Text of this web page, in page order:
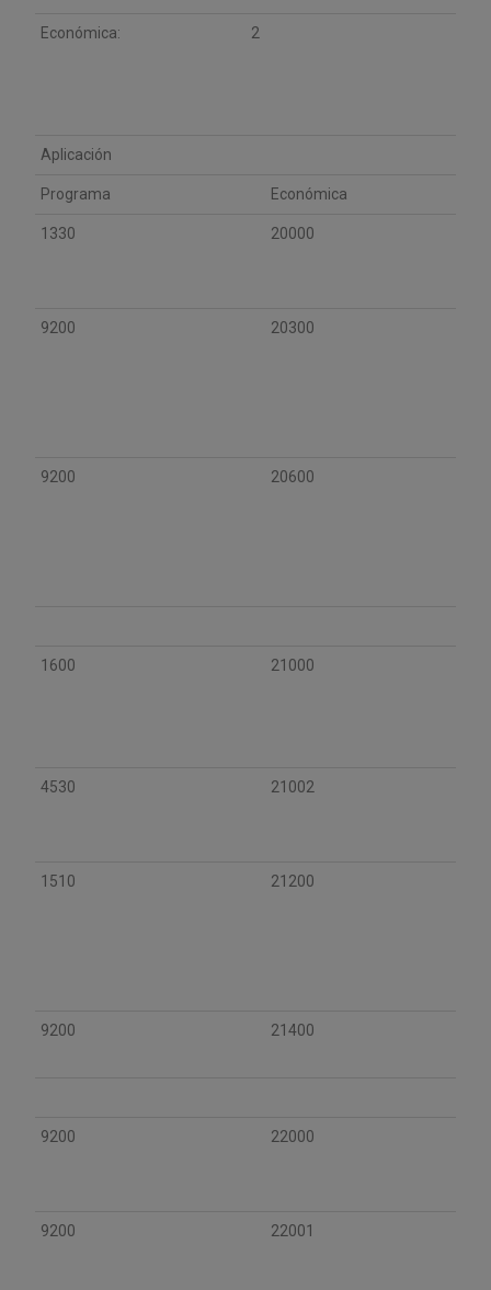
Económica: 2
Aplicación
Programa Económica
1330 20000
9200 20300
9200 20600
1600 21000
4530 21002
1510 21200
9200 21400
9200 22000
9200 22001